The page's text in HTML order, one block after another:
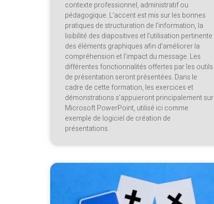
contexte professionnel, administratif ou
pédagogique. L’accent est mis sur les bonnes
pratiques de structuration de l’information, la
lisibilité des diapositives et l’utilisation pertinente
des éléments graphiques afin d’améliorer la
compréhension et l’impact du message. Les
différentes fonctionnalités offertes par les outils
de présentation seront présentées. Dans le
cadre de cette formation, les exercices et
démonstrations s’appuieront principalement sur
Microsoft PowerPoint, utilisé ici comme
exemple de logiciel de création de
présentations.